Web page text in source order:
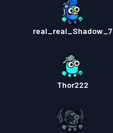
real_real_Shadow_7
Thor222